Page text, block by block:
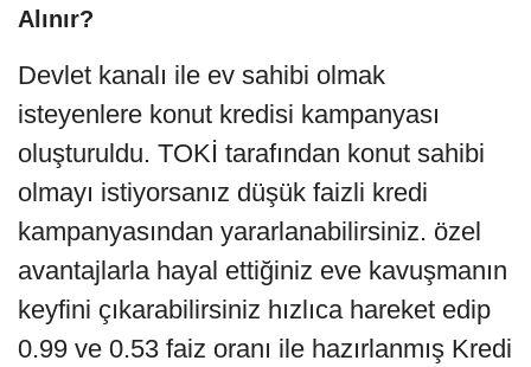
Alınır?
Devlet kanalı ile ev sahibi olmak
isteyenlere konut kredisi kampanyası
oluşturuldu. TOKİ tarafından konut sahibi
olmayı istiyorsanız düşük faizli kredi
kampanyasından yararlanabilirsiniz. özel
avantajlarla hayal ettiğiniz eve kavuşmanın
keyfini çıkarabilirsiniz hızlıca hareket edip
0.99 ve 0.53 faiz oranı ile hazırlanmış Kredi